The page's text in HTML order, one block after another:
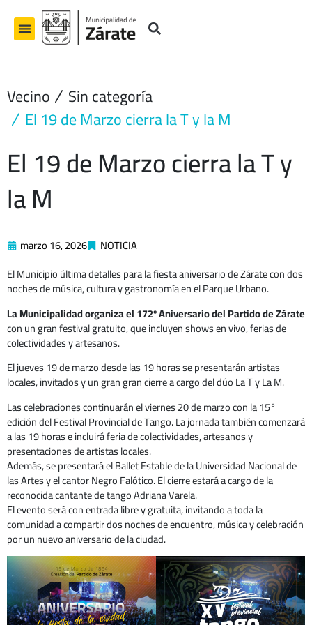
contenido
Vecino Sin categoría
El 19 de Marzo cierra la T y la M
El 19 de Marzo cierra la T y
la M
marzo 16, 2026
NOTICIA
El Municipio última detalles para la fiesta aniversario de Zárate con dos
noches de música, cultura y gastronomía en el Parque Urbano.
La Municipalidad organiza el 172º Aniversario del Partido de Zárate
con un gran festival gratuito, que incluyen shows en vivo, ferias de
colectividades y artesanos.
El jueves 19 de marzo desde las 19 horas se presentarán artistas
locales, invitados y un gran gran cierre a cargo del dúo La T y La M.
Las celebraciones continuarán el viernes 20 de marzo con la 15°
edición del Festival Provincial de Tango. La jornada también comenzará
a las 19 horas e incluirá feria de colectividades, artesanos y
presentaciones de artistas locales.
Además, se presentará el Ballet Estable de la Universidad Nacional de
las Artes y el cantor Negro Falótico. El cierre estará a cargo de la
reconocida cantante de tango Adriana Varela.
El evento será con entrada libre y gratuita, invitando a toda la
comunidad a compartir dos noches de encuentro, música y celebración
por un nuevo aniversario de la ciudad.